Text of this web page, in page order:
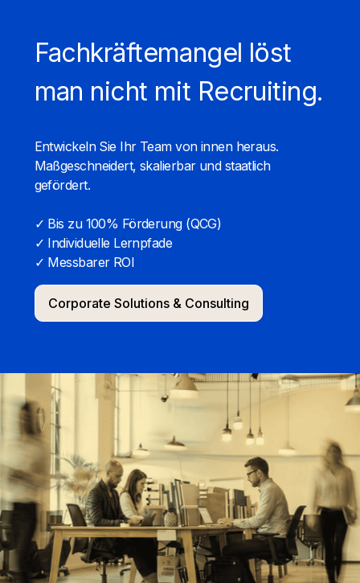
Fachkräftemangel löst
man nicht mit Recruiting.
Entwickeln Sie Ihr Team von innen heraus.
Maßgeschneidert, skalierbar und staatlich
gefördert.
✓ Bis zu 100% Förderung (QCG)
✓ Individuelle Lernpfade
✓ Messbarer ROI
Corporate Solutions & Consulting